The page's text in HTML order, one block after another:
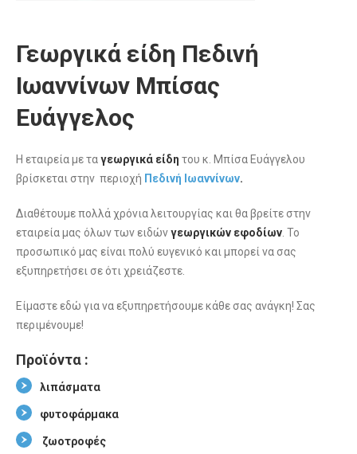
Γεωργικά είδη Πεδινή
Ιωαννίνων Μπίσας
Ευάγγελος
Η εταιρεία με ταγεωργικά είδη του κ. Μπίσα Ευάγγελου
βρίσκεται στην περιοχή Πεδινή Ιωαννίνων.
Διαθέτουμε πολλά χρόνια λειτουργίας και θα βρείτε στην
εταιρεία μας όλων των ειδώνγεωργικών εφοδίων. Το
προσωπικό μας είναι πολύ ευγενικό και μπορεί να σας
εξυπηρετήσει σε ότι χρειάζεστε.
Είμαστε εδώ για να εξυπηρετήσουμε κάθε σας ανάγκη! Σας
περιμένουμε!
Προϊόντα :
λιπάσματα
φυτοφάρμακα
ζωοτροφές